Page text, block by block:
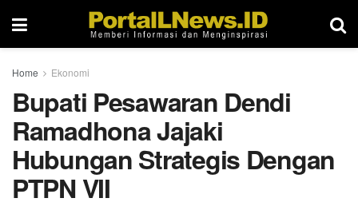
Home Ekonomi
Bupati Pesawaran Dendi
Ramadhona Jajaki
Hubungan Strategis Dengan
PTPN VII